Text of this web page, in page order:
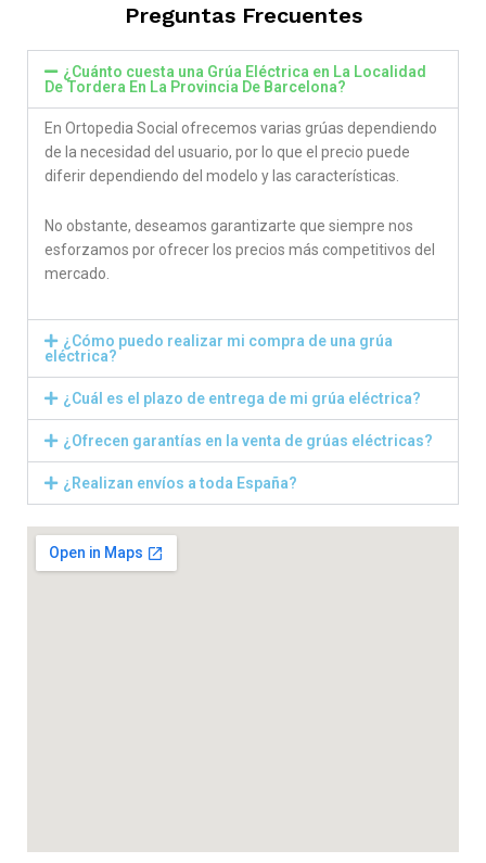
Preguntas Frecuentes
¿Cuánto cuesta una Grúa Eléctrica en La Localidad
De Tordera En La Provincia De Barcelona​?
En Ortopedia Social ofrecemos varias grúas dependiendo
de la necesidad del usuario, por lo que el precio puede
diferir dependiendo del modelo y las características.
No obstante, deseamos garantizarte que siempre nos
esforzamos por ofrecer los precios más competitivos del
mercado.
¿Cómo puedo realizar mi compra de una grúa
eléctrica?
¿Cuál es el plazo de entrega de mi grúa eléctrica?
¿Ofrecen garantías en la venta de grúas eléctricas?
¿Realizan envíos a toda España?